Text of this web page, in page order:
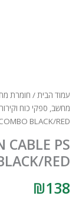
עמוד הבית/ חומרת
מחשב, ספקי כוח וקירור
BLACK/RED
CABLE PS
RED
₪138